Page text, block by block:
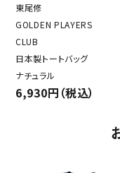
東尾修
GOLDEN PLAYERS
CLUB
日本製トートバッグ
ナチュラル
6,930円（税込）